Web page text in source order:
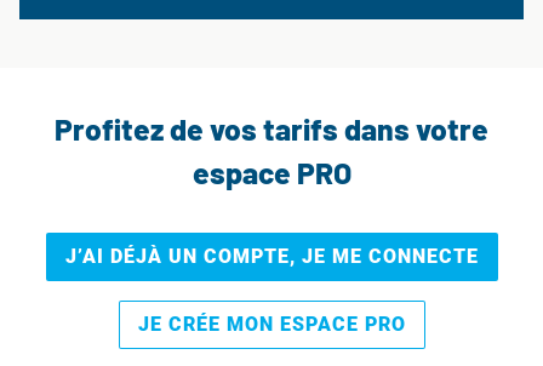
Profitez de vos tarifs dans votre
espace PRO
J’AI DÉJÀ UN COMPTE, JE ME CONNECTE
JE CRÉE MON ESPACE PRO